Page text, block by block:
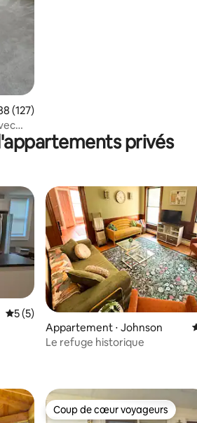
moyenne sur la base de 127
(127)
privés
: 4,8 sur 5
Évaluation moyenne sur la base de 5
5 (5)
Appartement ⋅ Johnson
Le refuge historique
Coup de cœur voyageurs
Coup de cœur voyageurs